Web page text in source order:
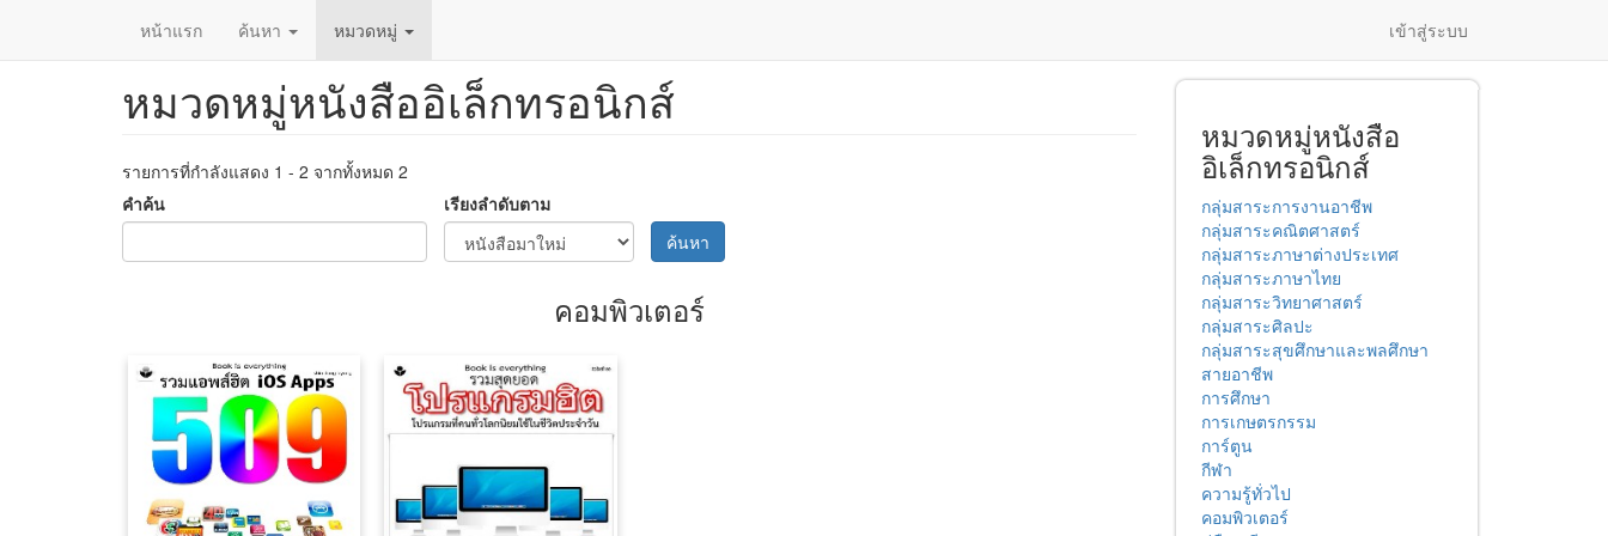
หน้าแรก ค้นหา หมวดหมู่ เข้าสู่ระบบ
หมวดหมู่หนังสืออิเล็กทรอนิกส์
รายการที่กำลังแสดง 1 - 2 จากทั้งหมด 2
คำค้น
เรียงลำดับตาม
ค้นหา
คอมพิวเตอร์
หมวดหมู่หนังสือ
อิเล็กทรอนิกส์
กลุ่มสาระการงานอาชีพ
กลุ่มสาระคณิตศาสตร์
กลุ่มสาระภาษาต่างประเทศ
กลุ่มสาระภาษาไทย
กลุ่มสาระวิทยาศาสตร์
กลุ่มสาระศิลปะ
กลุ่มสาระสุขศึกษาและพลศึกษา
สายอาชีพ
การศึกษา
การเกษตรกรรม
การ์ตูน
กีฬา
ความรู้ทั่วไป
คอมพิวเตอร์